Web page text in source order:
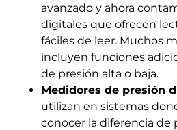
avanzado y ahora
digitales que ofrecen
fáciles de leer. Muchos
incluyen funciones
de presión alta o baja.
Medidores de presión
utilizan en sistemas
conocer la diferencia de